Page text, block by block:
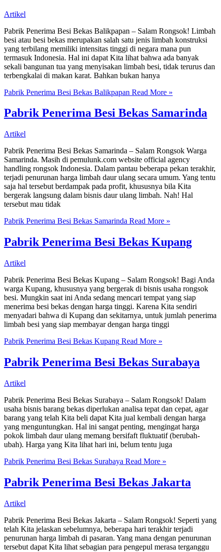
Artikel
Pabrik Penerima Besi Bekas Balikpapan – Salam Rongsok! Limbah
besi atau besi bekas merupakan salah satu jenis limbah konstruksi
yang terbilang memiliki intensitas tinggi di negara mana pun
termasuk Indonesia. Hal ini dapat Kita lihat bahwa ada banyak
sekali bangunan tua yang menyisakan limbah besi, tidak terurus dan
terbengkalai di makan karat. Bahkan bukan hanya
Pabrik Penerima Besi Bekas Balikpapan Read More »
Pabrik Penerima Besi Bekas Samarinda
Artikel
Pabrik Penerima Besi Bekas Samarinda – Salam Rongsok Warga
Samarinda. Masih di pemulunk.com website official agency
handling rongsok Indonesia. Dalam pantau beberapa pekan terakhir,
terjadi penurunan harga limbah daur ulang secara umum. Yang tentu
saja hal tersebut berdampak pada profit, khususnya bila Kita
bergerak langsung dalam bisnis daur ulang limbah. Nah! Hal
tersebut mau tidak
Pabrik Penerima Besi Bekas Samarinda Read More »
Pabrik Penerima Besi Bekas Kupang
Artikel
Pabrik Penerima Besi Bekas Kupang – Salam Rongsok! Bagi Anda
warga Kupang, khususnya yang bergerak di bisnis usaha rongsok
besi. Mungkin saat ini Anda sedang mencari tempat yang siap
menerima besi bekas dengan harga tinggi. Karena Kita sendiri
menyadari bahwa di Kupang dan sekitarnya, untuk jumlah penerima
limbah besi yang siap membayar dengan harga tinggi
Pabrik Penerima Besi Bekas Kupang Read More »
Pabrik Penerima Besi Bekas Surabaya
Artikel
Pabrik Penerima Besi Bekas Surabaya – Salam Rongsok! Dalam
usaha bisnis barang bekas diperlukan analisa tepat dan cepat, agar
barang yang telah Kita beli dapat Kita jual kembali dengan harga
yang menguntungkan. Hal ini sangat penting, mengingat harga
pokok limbah daur ulang memang bersifaft fluktuatif (berubah-
ubah). Harga yang Kita lihat hari ini, belum tentu juga
Pabrik Penerima Besi Bekas Surabaya Read More »
Pabrik Penerima Besi Bekas Jakarta
Artikel
Pabrik Penerima Besi Bekas Jakarta – Salam Rongsok! Seperti yang
telah Kita jelaskan sebelumnya, beberapa hari terakhir terjadi
penurunan harga limbah di pasaran. Yang mana dengan penurunan
tersebut dapat Kita lihat sebagian para pengepul merasa terganggu